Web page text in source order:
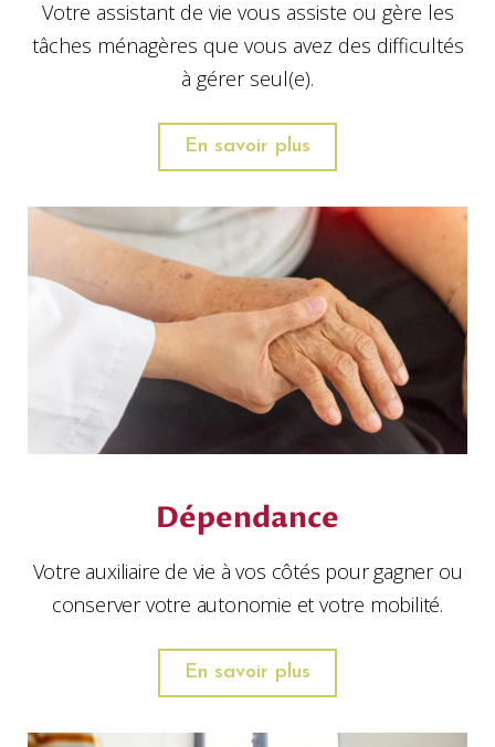
Votre assistant de vie vous assiste ou gère les
tâches ménagères que vous avez des difficultés
à gérer seul(e).
En savoir plus
Dépendance
Votre auxiliaire de vie à vos côtés pour gagner ou
conserver votre autonomie et votre mobilité.
En savoir plus